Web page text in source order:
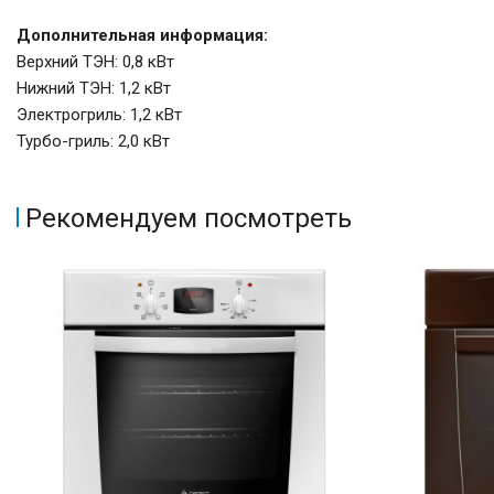
Дополнительная информация:
Верхний ТЭН: 0,8 кВт
Нижний ТЭН: 1,2 кВт
Электрогриль: 1,2 кВт
Турбо-гриль: 2,0 кВт
Рекомендуем посмотреть